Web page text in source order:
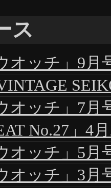
ス
オッチ」9月
VINTAGE
オッチ」7月
No.27」4
オッチ」5月
オッチ」3月